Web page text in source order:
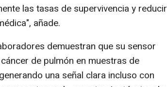
las tasas de supervivencia y reducir
añade.
demuestran que su sensor
de pulmón en muestras de
una señal clara incluso con